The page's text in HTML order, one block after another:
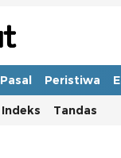
Pasal Peristiwa
Indeks Tandas